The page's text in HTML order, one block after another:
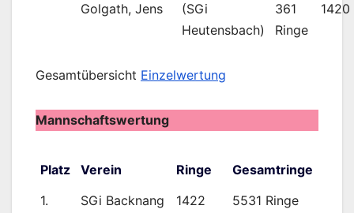
Golgath, Jens
(SGi
Heutensbach)
361
Ringe
1420
Gesamtübersicht Einzelwertung
Mannschaftswertung
Platz Verein Ringe
Gesamtringe
1.
SGi Backnang
1422
5531 Ringe